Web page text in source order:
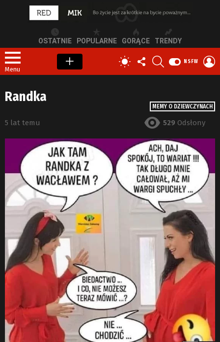
OSTATNIE POPULARNE GORĄCE TRENDY
Menu
PRZEŁĄCZ
SKÓRKĘ
OBSERWUJ
NAS
NSFW
MEMY O DZIEWCZYNACH
Randka
5 lat temu 529 Odsłony